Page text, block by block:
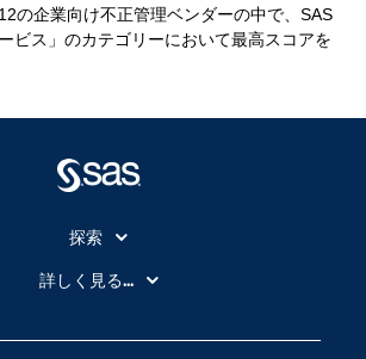
の企業向け不正管理ベンダーの中で、SAS
ビス」のカテゴリーにおいて最高スコアを
探索
My SAS
SASを選ぶ理由
詳しく見る...